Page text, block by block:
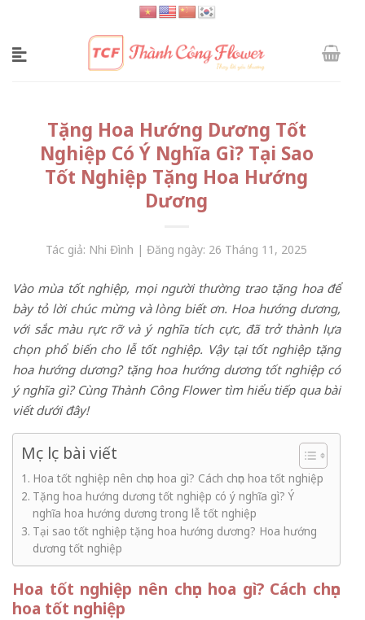
content
Tặng Hoa Hướng Dương Tốt
Nghiệp Có Ý Nghĩa Gì? Tại Sao
Tốt Nghiệp Tặng Hoa Hướng
Dương
Tác giả: Nhi Đình | Đăng ngày: 26 Tháng 11, 2025
Vào mùa tốt nghiệp, mọi người thường trao tặng hoa để
bày tỏ lời chúc mừng và lòng biết ơn. Hoa hướng dương,
với sắc màu rực rỡ và ý nghĩa tích cực, đã trở thành lựa
chọn phổ biến cho lễ tốt nghiệp. Vậy tại tốt nghiệp tặng
hoa hướng dương? tặng hoa hướng dương tốt nghiệp có
ý nghĩa gì? Cùng Thành Công Flower tìm hiểu tiếp qua bài
viết dưới đây!
Mục lục bài viết
Hoa tốt nghiệp nên chọn hoa gì? Cách chọn hoa tốt nghiệp
Tặng hoa hướng dương tốt nghiệp có ý nghĩa gì? Ý
nghĩa hoa hướng dương trong lễ tốt nghiệp
Tại sao tốt nghiệp tặng hoa hướng dương? Hoa hướng
dương tốt nghiệp
Hoa tốt nghiệp nên chọn hoa gì? Cách chọn
hoa tốt nghiệp